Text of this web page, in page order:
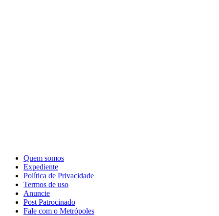
Quem somos
Expediente
Política de Privacidade
Termos de uso
Anuncie
Post Patrocinado
Fale com o Metrópoles